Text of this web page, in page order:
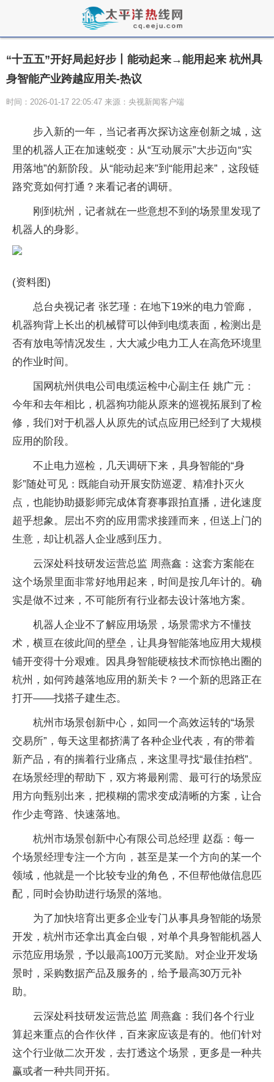
“十五五”开好局起好步丨能动起来→能用起来 杭州具
身智能产业跨越应用关-热议
时间：2026-01-17 22:05:47 来源：央视新闻客户端
步入新的一年，当记者再次探访这座创新之城，这
里的机器人正在加速蜕变：从“互动展示”大步迈向“实
用落地”的新阶段。从“能动起来”到“能用起来”，这段链
路究竟如何打通？来看记者的调研。
刚到杭州，记者就在一些意想不到的场景里发现了
机器人的身影。
(资料图)
总台央视记者 张艺瑾：在地下19米的电力管廊，
机器狗背上长出的机械臂可以伸到电缆表面，检测出是
否有放电等情况发生，大大减少电力工人在高危环境里
的作业时间。
国网杭州供电公司电缆运检中心副主任 姚广元：
今年和去年相比，机器狗功能从原来的巡视拓展到了检
修，我们对于机器人从原先的试点应用已经到了大规模
应用的阶段。
不止电力巡检，几天调研下来，具身智能的“身
影”随处可见：既能自动开展安防巡逻、精准扑灭火
点，也能协助摄影师完成体育赛事跟拍直播，进化速度
超乎想象。层出不穷的应用需求接踵而来，但送上门的
生意，却让机器人企业感到压力。
云深处科技研发运营总监 周燕鑫：这套方案能在
这个场景里面非常好地用起来，时间是按几年计的。确
实是做不过来，不可能所有行业都去设计落地方案。
机器人企业不了解应用场景，场景需求方不懂技
术，横亘在彼此间的壁垒，让具身智能落地应用大规模
铺开变得十分艰难。因具身智能硬核技术而惊艳出圈的
杭州，如何跨越落地应用的新关卡？一个新的思路正在
打开——找搭子建生态。
杭州市场景创新中心，如同一个高效运转的“场景
交易所”，每天这里都挤满了各种企业代表，有的带着
新产品，有的揣着行业痛点，来这里寻找“最佳拍档”。
在场景经理的帮助下，双方将最刚需、最可行的场景应
用方向甄别出来，把模糊的需求变成清晰的方案，让合
作少走弯路、快速落地。
杭州市场景创新中心有限公司总经理 赵磊：每一
个场景经理专注一个方向，甚至是某一个方向的某一个
领域，他就是一个比较专业的角色，不但帮他做信息匹
配，同时会协助进行场景的落地。
为了加快培育出更多企业专门从事具身智能的场景
开发，杭州市还拿出真金白银，对单个具身智能机器人
示范应用场景，予以最高100万元奖励。对企业开发场
景时，采购数据产品及服务的，给予最高30万元补
助。
云深处科技研发运营总监 周燕鑫：我们各个行业
算起来重点的合作伙伴，百来家应该是有的。他们针对
这个行业做二次开发，去打透这个场景，更多是一种共
赢或者一种共同开拓。